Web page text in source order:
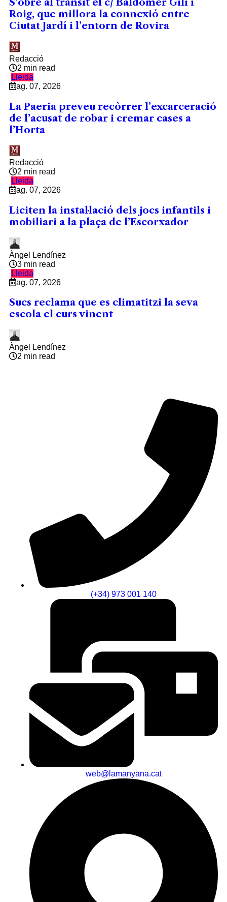
Roig, que millora la connexió entre
Ciutat Jardí i l’entorn de Rovira
Redacció
2 min read
Lleida
ag. 07, 2026
La Paeria preveu recòrrer l’excarceració
de l’acusat de robar i cremar cases a
l’Horta
Redacció
2 min read
Lleida
ag. 07, 2026
Liciten la instal·lació dels jocs infantils i
mobiliari a la plaça de l’Escorxador
Àngel Lendínez
3 min read
Lleida
ag. 07, 2026
Sucs reclama que es climatitzi la seva
escola el curs vinent
Àngel Lendínez
2 min read
(+34) 973 001 140
web@lamanyana.cat